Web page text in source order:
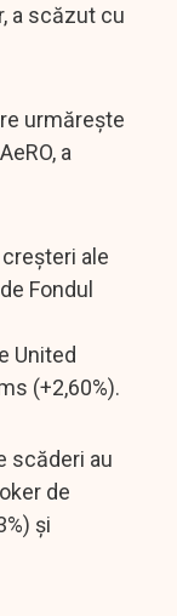
a scăzut cu
urmăreşte
a
ale
Fondul
United
(+2,60%).
scăderi au
de
şi